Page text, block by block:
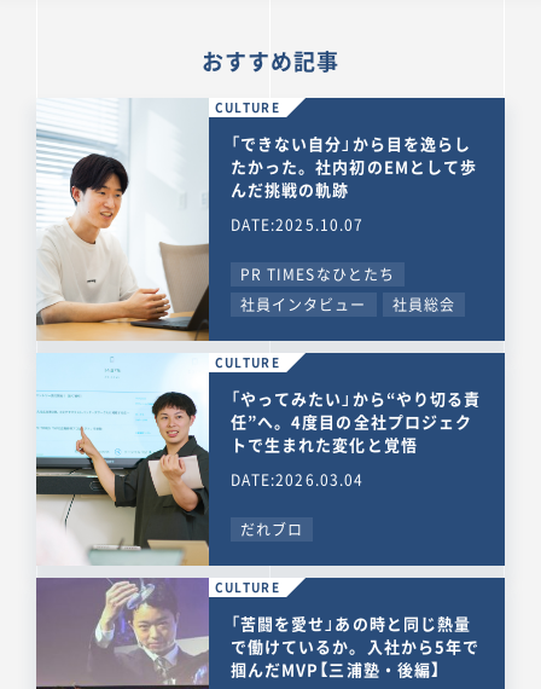
おすすめ記事
CULTURE
「できない自分」から目を逸らし
たかった。社内初のEMとして歩
んだ挑戦の軌跡
DATE:2025.10.07
PR TIMESなひとたち
社員インタビュー
社員総会
CULTURE
「やってみたい」から“やり切る責
任”へ。4度目の全社プロジェク
トで生まれた変化と覚悟
DATE:2026.03.04
だれブロ
CULTURE
「苦闘を愛せ」あの時と同じ熱量
で働けているか。入社から5年で
掴んだMVP【三浦塾・後編】